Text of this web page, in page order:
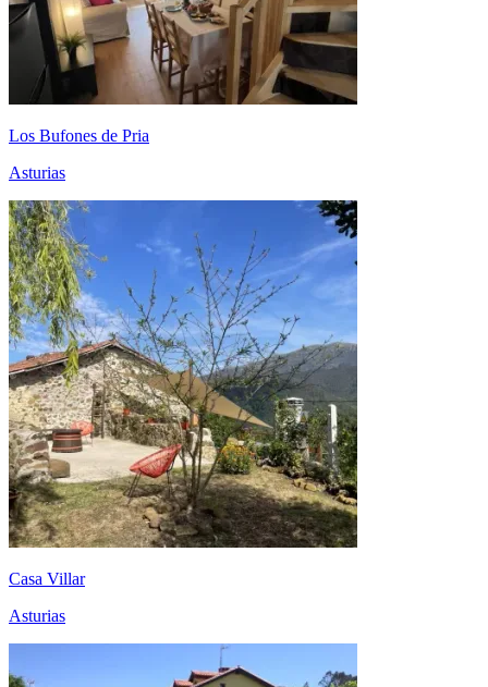
Los Bufones de Pria
Asturias
Casa Villar
Asturias